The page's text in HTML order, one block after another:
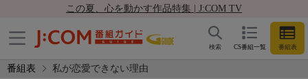
この夏、心を動かす作品特集 | J:COM TV
CS番組一覧 番組表
検索
番組表 私が恋愛できない理由